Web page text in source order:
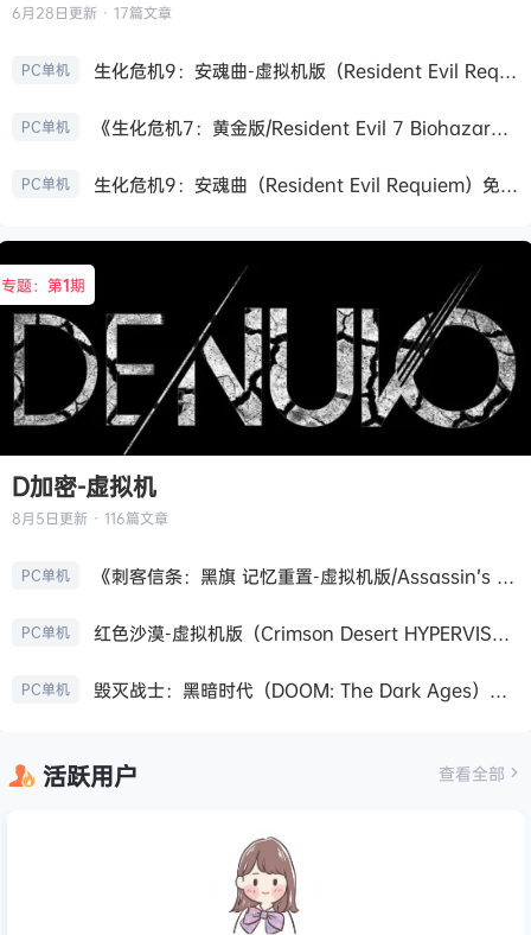
6月28日更新 · 17篇文章
PC单机 生化危机9：安魂曲-虚拟机版（Resident Evil Requiem HYPERVISOR）免安装中文版
PC单机 《生化危机7：黄金版/Resident Evil 7 Biohazard》免安装中文版
PC单机 生化危机9：安魂曲（Resident Evil Requiem）免安装中文版
专题：第1期
D加密-虚拟机
8月5日更新 · 116篇文章
PC单机 《刺客信条：黑旗 记忆重置-虚拟机版/Assassin’s Creed Black Flag Resynced HYPERVISOR》免安装中文版
PC单机 红色沙漠-虚拟机版（Crimson Desert HYPERVISOR）免安装中文版
PC单机 毁灭战士：黑暗时代（DOOM: The Dark Ages）免安装中文版
活跃用户 查看全部